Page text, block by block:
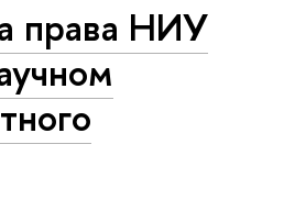
права НИУ